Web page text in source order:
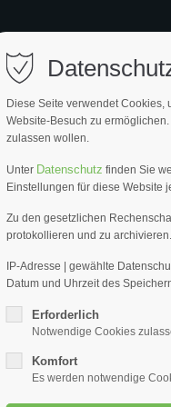
dolor sit amet:
/ 365days
support for our customers
8:00am - 5:00pm
PRODUKTE
Diese Seite verwendet Cookies,
Website-Besuch zu
zulassen wollen.
Unter Datenschutz finden Sie
Einstellungen für diese Website
Zu den gesetzlichen
protokollieren und zu
IP-Adresse | gewählte
Datum und Uhrzeit des
Erforderlich
Notwendige Cookies
Komfort
Es werden notwendige